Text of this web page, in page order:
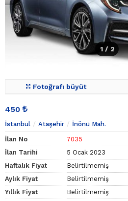
1 / 2
Fotoğrafı büyüt
450
İstanbul Ataşehir İnönü Mah.
İlan No
7035
İlan Tarihi
5 Ocak 2023
Haftalık Fiyat
Belirtilmemiş
Aylık Fiyat
Belirtilmemiş
Yıllık Fiyat
Belirtilmemiş